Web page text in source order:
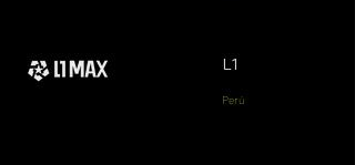
L1
Perú